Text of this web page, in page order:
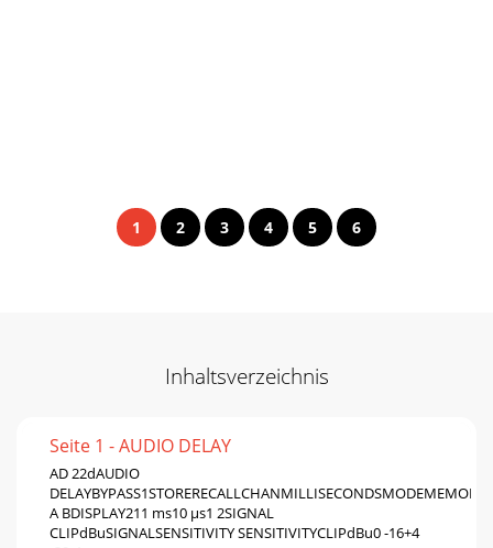
1 2 3 4 5 6
Inhaltsverzeichnis
Seite 1 - AUDIO DELAY
AD 22dAUDIO
DELAYBYPASS1STORERECALLCHANMILLISECONDSMODEMEMORY2
A BDISPLAY211 ms10 μs1 2SIGNAL
CLIPdBuSIGNALSENSITIVITY SENSITIVITYCLIPdBu0 -16+4